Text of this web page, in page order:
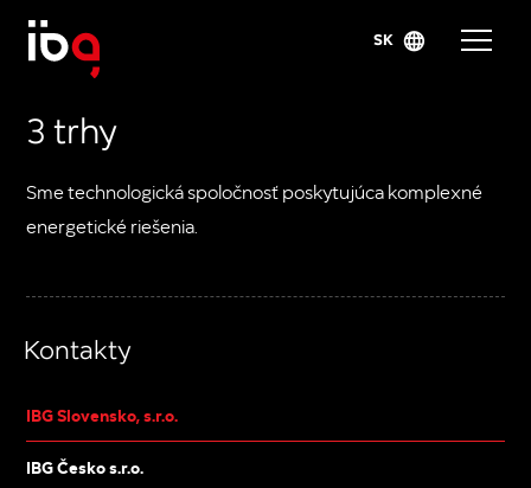
SK
3 trhy
Sme technologická spoločnosť poskytujúca komplexné
energetické riešenia.
Kontakty
IBG Slovensko, s.r.o.
IBG Česko s.r.o.